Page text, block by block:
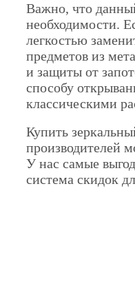
Важно, что
необходимости.
легкостью
предметов из
и защиты от
способу
классическими
Купить
производителей
У нас самые
система скидок